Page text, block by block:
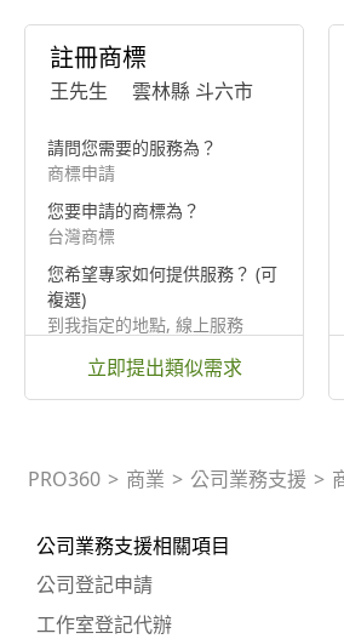
註冊商標
王先生 雲林縣 斗六市
請問您需要的服務為？
商標申請
您要申請的商標為？
台灣商標
您希望專家如何提供服務？ (可
複選)
到我指定的地點, 線上服務
立即提出類似需求
PRO360 > 商業 > 公司業務支援 >
公司業務支援相關項目
公司登記申請
工作室登記代辦